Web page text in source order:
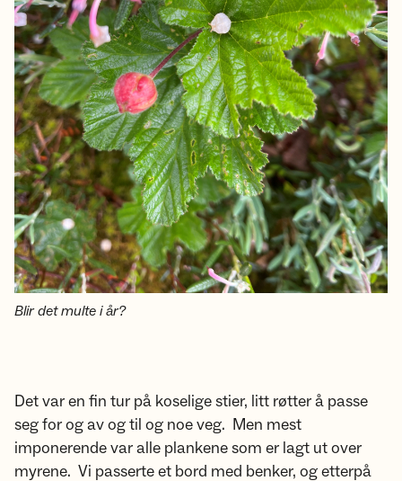
Blir det multe i år?
Det var en fin tur på koselige stier, litt røtter å passe
seg for og av og til og noe veg. Men mest
imponerende var alle plankene som er lagt ut over
myrene. Vi passerte et bord med benker, og etterpå